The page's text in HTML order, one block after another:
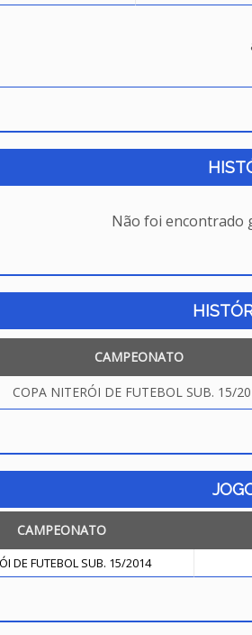
Não foi encontrado
CAMPEONATO
COPA NITERÓI DE FUTEBOL SUB. 15/
CAMPEONATO
DE FUTEBOL SUB. 15/2014